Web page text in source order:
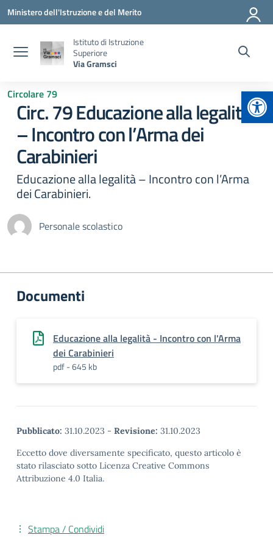
Vai ai contenuti
Vai al menu di navigazione
Vai al footer
Ministero dell'Istruzione e del Merito
Istituto di Istruzione
Superiore
Via Gramsci
Circolare 79
Circ. 79 Educazione alla legalità
– Incontro con l’Arma dei
Carabinieri
Educazione alla legalità – Incontro con l’Arma
dei Carabinieri.
Personale scolastico
Documenti
Educazione alla legalità - Incontro con l'Arma
dei Carabinieri
pdf - 645 kb
Pubblicato: 31.10.2023 - Revisione: 31.10.2023
Eccetto dove diversamente specificato, questo articolo è
stato rilasciato sotto Licenza Creative Commons
Attribuzione 4.0 Italia.
Stampa / Condividi